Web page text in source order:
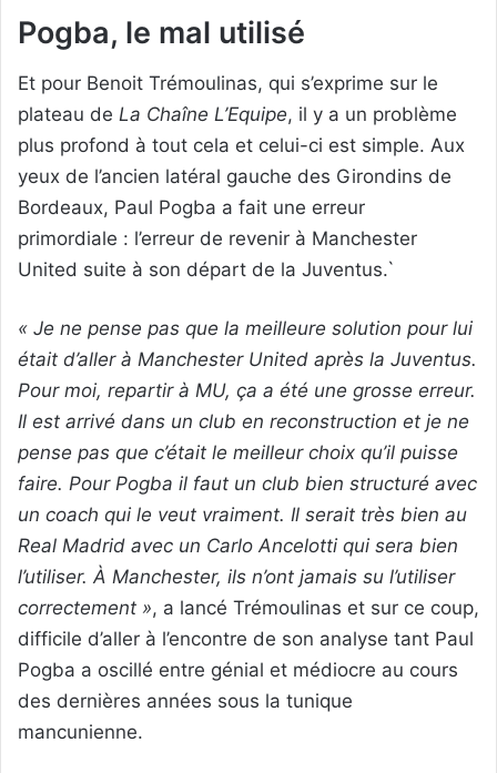
Pogba, le mal utilisé
Et pour Benoit Trémoulinas, qui s’exprime sur le
plateau de La Chaîne L’Equipe, il y a un problème
plus profond à tout cela et celui-ci est simple. Aux
yeux de l’ancien latéral gauche des Girondins de
Bordeaux, Paul Pogba a fait une erreur
primordiale : l’erreur de revenir à Manchester
United suite à son départ de la Juventus.`
« Je ne pense pas que la meilleure solution pour lui
était d’aller à Manchester United après la Juventus.
Pour moi, repartir à MU, ça a été une grosse erreur.
Il est arrivé dans un club en reconstruction et je ne
pense pas que c’était le meilleur choix qu’il puisse
faire. Pour Pogba il faut un club bien structuré avec
un coach qui le veut vraiment. Il serait très bien au
Real Madrid avec un Carlo Ancelotti qui sera bien
l’utiliser. À Manchester, ils n’ont jamais su l’utiliser
correctement », a lancé Trémoulinas et sur ce coup,
difficile d’aller à l’encontre de son analyse tant Paul
Pogba a oscillé entre génial et médiocre au cours
des dernières années sous la tunique
mancunienne.